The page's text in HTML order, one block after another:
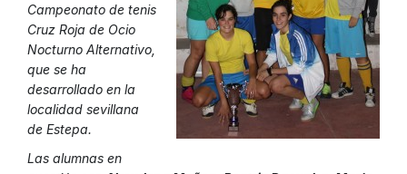
Campeonato de tenis
Cruz Roja de Ocio
Nocturno Alternativo,
que se ha
desarrollado en la
localidad sevillana
de Estepa.
Las alumnas en